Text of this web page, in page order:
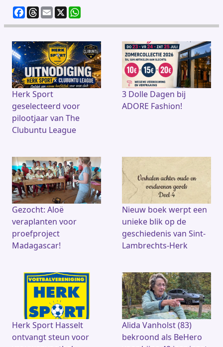
F
a
c
e
b
o
o
k
T
h
re
a
d
s
E
m
ai
l
X
h
at
s
A
p
p
Herk Sport
geselecteerd voor
pilootjaar van The
Clubuntu League
3 Dolle Dagen bij
ADORE Fashion!
Gezocht: Aloë
veraplanten voor
proefproject
Madagascar!
Nieuw boek werpt een
unieke blik op de
geschiedenis van Sint-
Lambrechts-Herk
Herk Sport Hasselt
ontvangt steun voor
Alida Vanholst (83)
bekroond als BeHero